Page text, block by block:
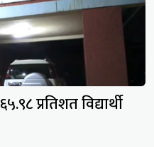
प्रतिशत विद्यार्थी